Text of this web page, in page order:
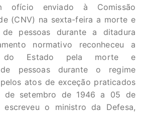
ofício enviado à Comissão
(CNV) na sexta-feira a morte e
de pessoas durante a ditadura
normativo reconheceu a
do Estado pela morte e
de pessoas durante o regime
atos de exceção praticados
de setembro de 1946 a 05 de
escreveu o ministro da Defesa,